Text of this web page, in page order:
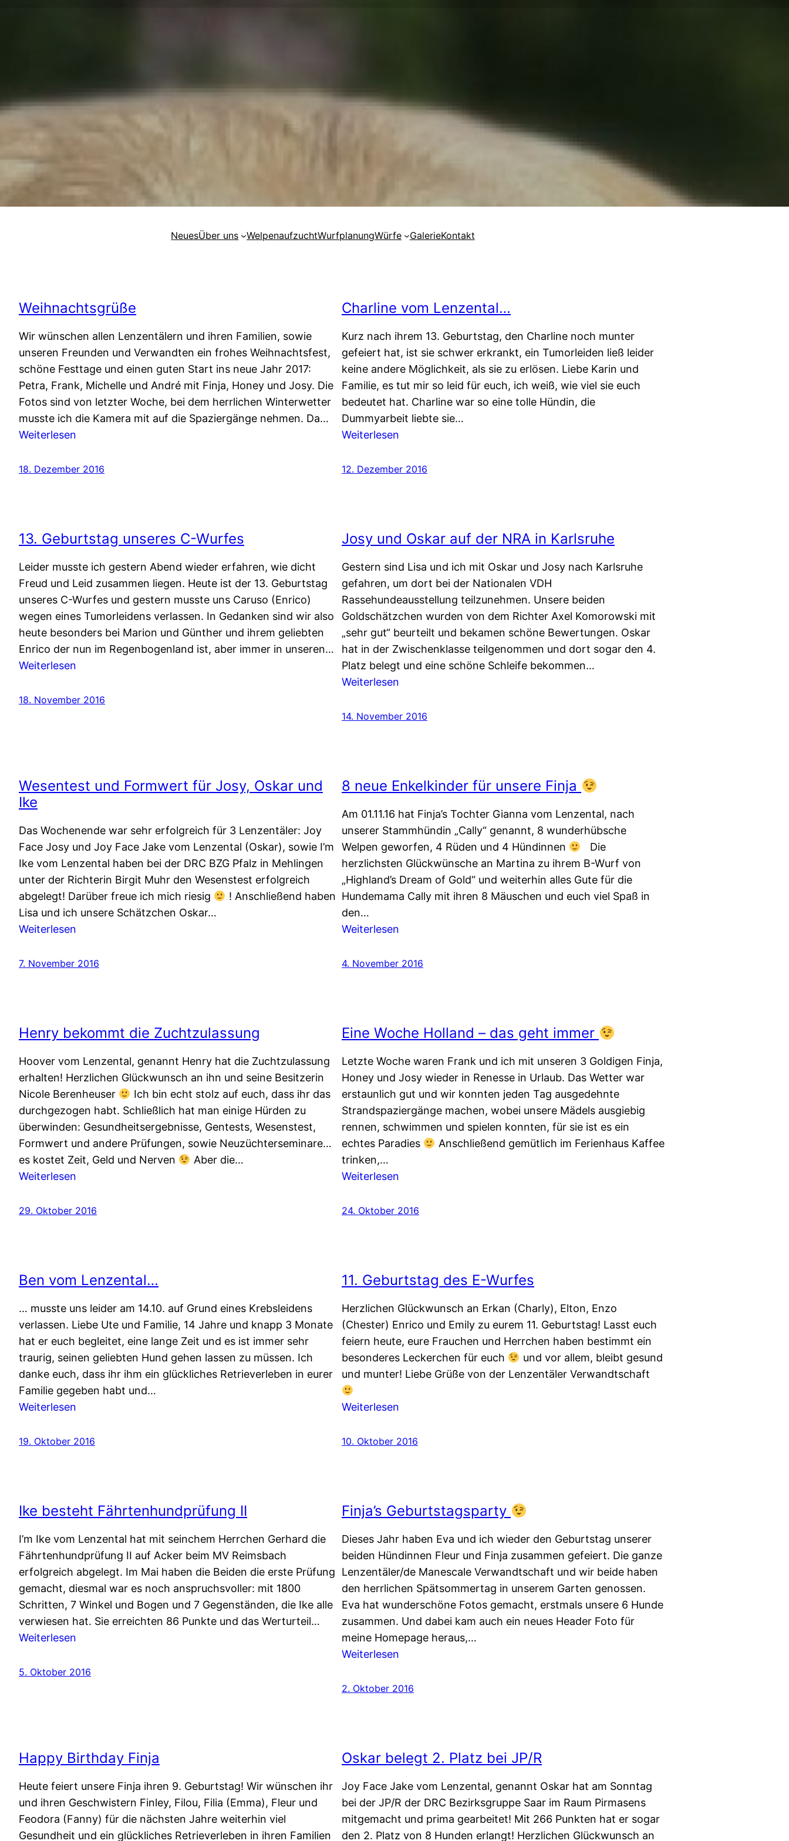
NeuesÜber uns WelpenaufzuchtWurfplanungWürfe GalerieKontakt
Weihnachtsgrüße
Wir wünschen allen Lenzentälern und ihren Familien, sowie
unseren Freunden und Verwandten ein frohes Weihnachtsfest,
schöne Festtage und einen guten Start ins neue Jahr 2017:
Petra, Frank, Michelle und André mit Finja, Honey und Josy. Die
Fotos sind von letzter Woche, bei dem herrlichen Winterwetter
musste ich die Kamera mit auf die Spaziergänge nehmen. Da…
Weiterlesen
18. Dezember 2016
Charline vom Lenzental…
Kurz nach ihrem 13. Geburtstag, den Charline noch munter
gefeiert hat, ist sie schwer erkrankt, ein Tumorleiden ließ leider
keine andere Möglichkeit, als sie zu erlösen. Liebe Karin und
Familie, es tut mir so leid für euch, ich weiß, wie viel sie euch
bedeutet hat. Charline war so eine tolle Hündin, die
Dummyarbeit liebte sie…
Weiterlesen
vom
12. Dezember 2016
13. Geburtstag unseres C-Wurfes
Leider musste ich gestern Abend wieder erfahren, wie dicht
Freud und Leid zusammen liegen. Heute ist der 13. Geburtstag
unseres C-Wurfes und gestern musste uns Caruso (Enrico)
wegen eines Tumorleidens verlassen. In Gedanken sind wir also
heute besonders bei Marion und Günther und ihrem geliebten
Enrico der nun im Regenbogenland ist, aber immer in unseren…
Weiterlesen
Geburtstag
18. November 2016
Josy und Oskar auf der NRA in Karlsruhe
Gestern sind Lisa und ich mit Oskar und Josy nach Karlsruhe
gefahren, um dort bei der Nationalen VDH
Rassehundeausstellung teilzunehmen. Unsere beiden
Goldschätzchen wurden von dem Richter Axel Komorowski mit
„sehr gut“ beurteilt und bekamen schöne Bewertungen. Oskar
hat in der Zwischenklasse teilgenommen und dort sogar den 4.
Platz belegt und eine schöne Schleife bekommen…
Weiterlesen
und
NRA
in
Karlsruhe
14. November 2016
Wesentest und Formwert für Josy, Oskar und
Ike
Das Wochenende war sehr erfolgreich für 3 Lenzentäler: Joy
Face Josy und Joy Face Jake vom Lenzental (Oskar), sowie I’m
Ike vom Lenzental haben bei der DRC BZG Pfalz in Mehlingen
unter der Richterin Birgit Muhr den Wesenstest erfolgreich
abgelegt! Darüber freue ich mich riesig
! Anschließend haben
Lisa und ich unsere Schätzchen Oskar…
Weiterlesen
und
Oskar
und
Ike
7. November 2016
8 neue Enkelkinder für unsere Finja
Am 01.11.16 hat Finja’s Tochter Gianna vom Lenzental, nach
unserer Stammhündin „Cally“ genannt, 8 wunderhübsche
Welpen geworfen, 4 Rüden und 4 Hündinnen
Die
herzlichsten Glückwünsche an Martina zu ihrem B-Wurf von
„Highland’s Dream of Gold“ und weiterhin alles Gute für die
Hundemama Cally mit ihren 8 Mäuschen und euch viel Spaß in
den…
Weiterlesen
neue
Finja
4. November 2016
Henry bekommt die Zuchtzulassung
Hoover vom Lenzental, genannt Henry hat die Zuchtzulassung
erhalten! Herzlichen Glückwunsch an ihn und seine Besitzerin
Nicole Berenheuser
Ich bin echt stolz auf euch, dass ihr das
durchgezogen habt. Schließlich hat man einige Hürden zu
überwinden: Gesundheitsergebnisse, Gentests, Wesenstest,
Formwert und andere Prüfungen, sowie Neuzüchterseminare…
es kostet Zeit, Geld und Nerven
Aber die…
Weiterlesen
bekommt
29. Oktober 2016
Eine Woche Holland – das geht immer
Letzte Woche waren Frank und ich mit unseren 3 Goldigen Finja,
Honey und Josy wieder in Renesse in Urlaub. Das Wetter war
erstaunlich gut und wir konnten jeden Tag ausgedehnte
Strandspaziergänge machen, wobei unsere Mädels ausgiebig
rennen, schwimmen und spielen konnten, für sie ist es ein
echtes Paradies
Anschließend gemütlich im Ferienhaus Kaffee
trinken,…
Weiterlesen
Woche
geht
immer
24. Oktober 2016
Ben vom Lenzental…
… musste uns leider am 14.10. auf Grund eines Krebsleidens
verlassen. Liebe Ute und Familie, 14 Jahre und knapp 3 Monate
hat er euch begleitet, eine lange Zeit und es ist immer sehr
traurig, seinen geliebten Hund gehen lassen zu müssen. Ich
danke euch, dass ihr ihm ein glückliches Retrieverleben in eurer
Familie gegeben habt und…
Weiterlesen
vom
19. Oktober 2016
11. Geburtstag des E-Wurfes
Herzlichen Glückwunsch an Erkan (Charly), Elton, Enzo
(Chester) Enrico und Emily zu eurem 11. Geburtstag! Lasst euch
feiern heute, eure Frauchen und Herrchen haben bestimmt ein
besonderes Leckerchen für euch
und vor allem, bleibt gesund
und munter! Liebe Grüße von der Lenzentäler Verwandtschaft
Weiterlesen
Geburtstag
10. Oktober 2016
Ike besteht Fährtenhundprüfung II
I’m Ike vom Lenzental hat mit seinchem Herrchen Gerhard die
Fährtenhundprüfung II auf Acker beim MV Reimsbach
erfolgreich abgelegt. Im Mai haben die Beiden die erste Prüfung
gemacht, diesmal war es noch anspruchsvoller: mit 1800
Schritten, 7 Winkel und Bogen und 7 Gegenständen, die Ike alle
verwiesen hat. Sie erreichten 86 Punkte und das Werturteil…
Weiterlesen
besteht
5. Oktober 2016
Finja’s Geburtstagsparty
Dieses Jahr haben Eva und ich wieder den Geburtstag unserer
beiden Hündinnen Fleur und Finja zusammen gefeiert. Die ganze
Lenzentäler/de Manescale Verwandtschaft und wir beide haben
den herrlichen Spätsommertag in unserem Garten genossen.
Eva hat wunderschöne Fotos gemacht, erstmals unsere 6 Hunde
zusammen. Und dabei kam auch ein neues Header Foto für
meine Homepage heraus,…
Weiterlesen
Geburtstagsparty
2. Oktober 2016
Happy Birthday Finja
Heute feiert unsere Finja ihren 9. Geburtstag! Wir wünschen ihr
und ihren Geschwistern Finley, Filou, Filia (Emma), Fleur und
Feodora (Fanny) für die nächsten Jahre weiterhin viel
Gesundheit und ein glückliches Retrieverleben in ihren Familien
Oskar belegt 2. Platz bei JP/R
Joy Face Jake vom Lenzental, genannt Oskar hat am Sonntag
bei der JP/R der DRC Bezirksgruppe Saar im Raum Pirmasens
mitgemacht und prima gearbeitet! Mit 266 Punkten hat er sogar
den 2. Platz von 8 Hunden erlangt! Herzlichen Glückwunsch an